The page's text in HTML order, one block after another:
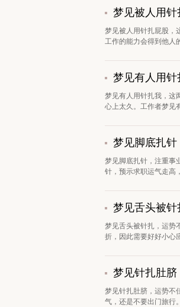
梦见被人用针
梦见被人用针扎屁股，
工作的能力会得到他人
梦见有人用针
梦见有人用针扎我，这
心上太久。工作者梦见
梦见脚底扎针
梦见脚底扎针，注重事
针，预示求职运气走高
梦见舌头被针
梦见舌头被针扎，运势
折，因此需要好好小心
梦见针扎肚脐
梦见针扎肚脐，运势不
气，还是不要出门旅行